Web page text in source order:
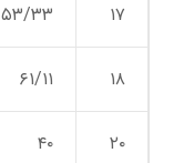
۱۷ ۵۳/۳۳
۱۸ ۶۱/۱۱
۲۰ ۴۰